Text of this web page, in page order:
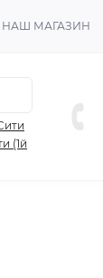
НАШ МАГАЗИН
(1й